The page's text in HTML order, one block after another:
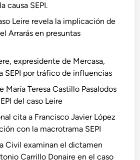
causa SEPI.
Leire revela la implicación de
Arrarás en presuntas
expresidente de Mercasa,
SEPI por tráfico de influencias
María Teresa Castillo Pasalodos
del caso Leire
cita a Francisco Javier López
con la macrotrama SEPI
Civil examinan el dictamen
Carrillo Donaire en el caso